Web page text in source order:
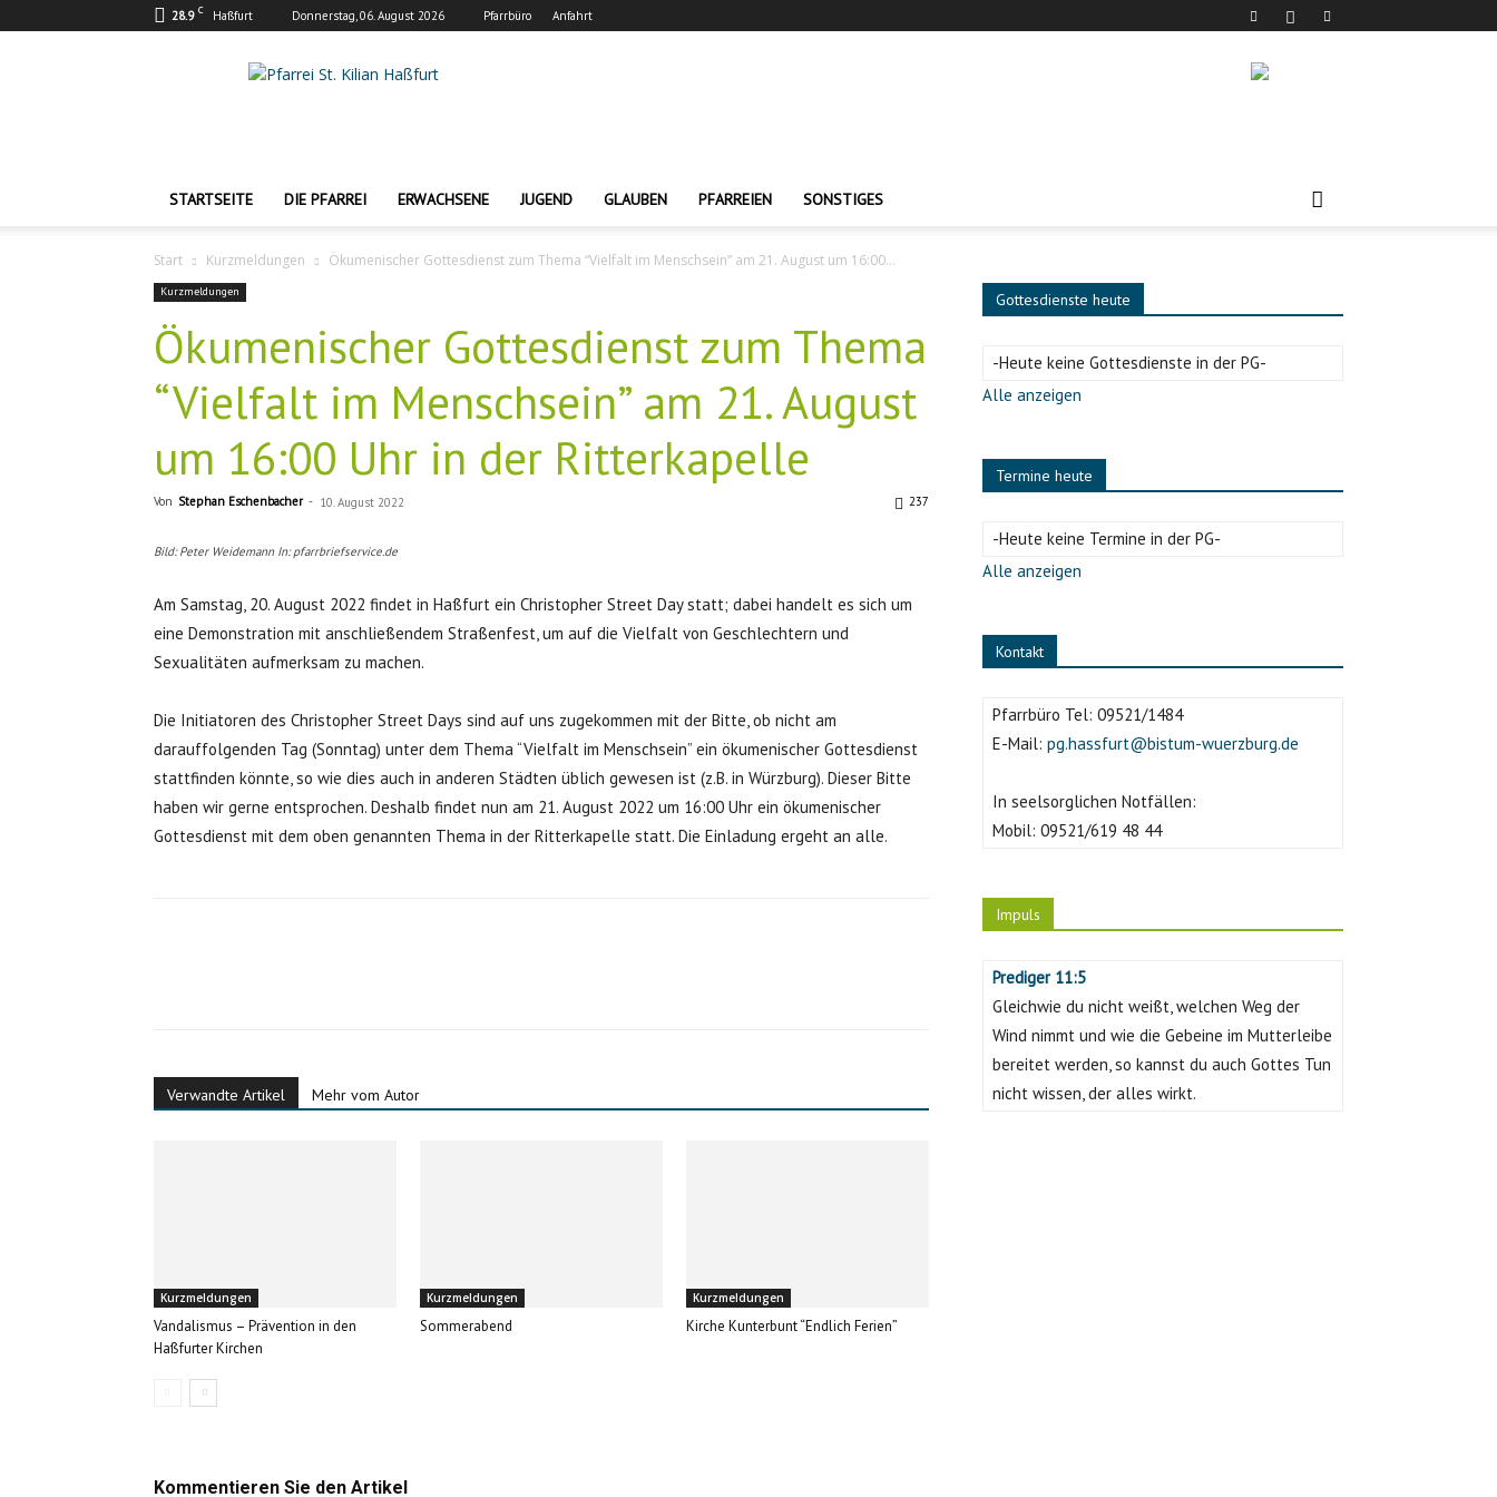
28.9 C Haßfurt Donnerstag, 06. August 2026 Pfarrbüro Anfahrt
Pfarrei
STARTSEITE DIE PFARREI ERWACHSENE JUGEND GLAUBEN PFARREIEN SONSTIGES
Start Kurzmeldungen Ökumenischer Gottesdienst zum Thema “Vielfalt im Menschsein” am 21. August um 16:00...
Kurzmeldungen
Ökumenischer Gottesdienst zum Thema
“Vielfalt im Menschsein” am 21. August
um 16:00 Uhr in der Ritterkapelle
Von Stephan Eschenbacher - 10. August 2022 237
Bild: Peter Weidemann In: pfarrbriefservice.de
Am Samstag, 20. August 2022 findet in Haßfurt ein Christopher Street Day statt; dabei handelt es sich um
eine Demonstration mit anschließendem Straßenfest, um auf die Vielfalt von Geschlechtern und
Sexualitäten aufmerksam zu machen.
Die Initiatoren des Christopher Street Days sind auf uns zugekommen mit der Bitte, ob nicht am
darauffolgenden Tag (Sonntag) unter dem Thema “Vielfalt im Menschsein” ein ökumenischer Gottesdienst
stattfinden könnte, so wie dies auch in anderen Städten üblich gewesen ist (z.B. in Würzburg). Dieser Bitte
haben wir gerne entsprochen. Deshalb findet nun am 21. August 2022 um 16:00 Uhr ein ökumenischer
Gottesdienst mit dem oben genannten Thema in der Ritterkapelle statt. Die Einladung ergeht an alle.
Verwandte Artikel Mehr vom Autor
Kurzmeldungen
Vandalismus – Prävention in den
Haßfurter Kirchen
Kurzmeldungen
Sommerabend
Kurzmeldungen
Kirche Kunterbunt “Endlich Ferien”
Kommentieren Sie den Artikel
Gottesdienste heute
-Heute keine Gottesdienste in der PG-
Alle anzeigen
Termine heute
-Heute keine Termine in der PG-
Alle anzeigen
Kontakt
Pfarrbüro Tel: 09521/1484
E-Mail: pg.hassfurt@bistum-wuerzburg.de
In seelsorglichen Notfällen:
Mobil: 09521/619 48 44
Impuls
Prediger 11:5
Gleichwie du nicht weißt, welchen Weg der
Wind nimmt und wie die Gebeine im Mutterleibe
bereitet werden, so kannst du auch Gottes Tun
nicht wissen, der alles wirkt.